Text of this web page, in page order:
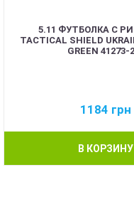
5.11 ФУТБОЛКА С
TACTICAL SHIELD
GREEN 41273-
1184 грн
В КОРЗИНУ